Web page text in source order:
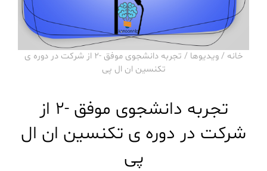
خانه /ویدیوها
/ تجربه دانشجوی موفق -۲ از شرکت در دوره ی
تکنسین ان ال پی
تجربه دانشجوی موفق -۲ از
شرکت در دوره ی تکنسین ان ال
پی